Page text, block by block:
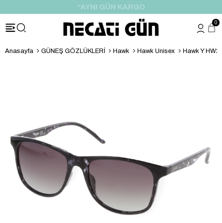
*HEDİYE PAKETİ & NOTU
0
Anasayfa GÜNEŞ GÖZLÜKLERİ Hawk Hawk Unisex Hawk Y